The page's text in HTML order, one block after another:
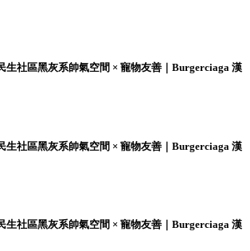
生社區黑灰系帥氣空間 × 寵物友善｜Burgerciaga 漢
生社區黑灰系帥氣空間 × 寵物友善｜Burgerciaga 漢
生社區黑灰系帥氣空間 × 寵物友善｜Burgerciaga 漢